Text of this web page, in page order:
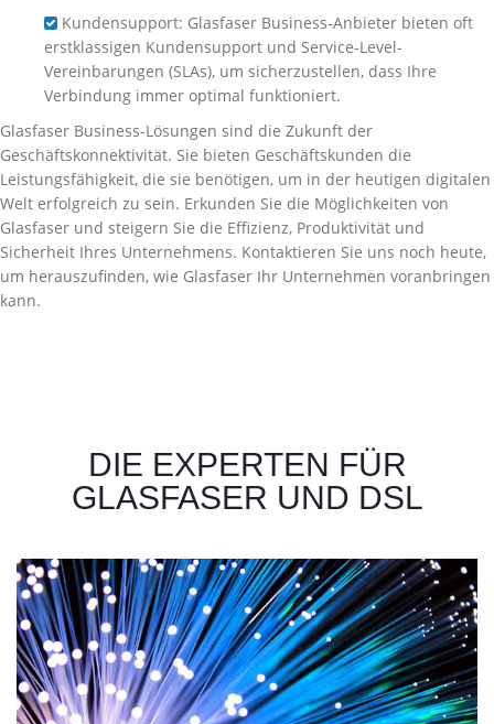
Kundensupport: Glasfaser Business-Anbieter bieten oft
erstklassigen Kundensupport und Service-Level-
Vereinbarungen (SLAs), um sicherzustellen, dass Ihre
Verbindung immer optimal funktioniert.
Glasfaser Business-Lösungen sind die Zukunft der
Geschäftskonnektivität. Sie bieten Geschäftskunden die
Leistungsfähigkeit, die sie benötigen, um in der heutigen digitalen
Welt erfolgreich zu sein. Erkunden Sie die Möglichkeiten von
Glasfaser und steigern Sie die Effizienz, Produktivität und
Sicherheit Ihres Unternehmens. Kontaktieren Sie uns noch heute,
um herauszufinden, wie Glasfaser Ihr Unternehmen voranbringen
kann.
DIE EXPERTEN FÜR
GLASFASER UND DSL